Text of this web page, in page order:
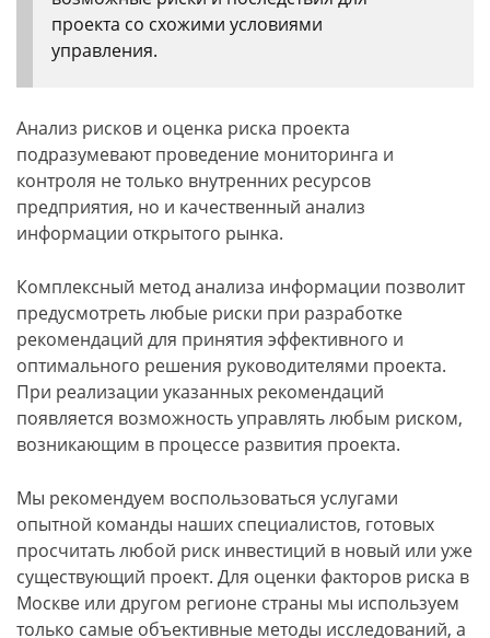
проекта со схожими условиями
управления.
Анализ рисков и оценка риска проекта
подразумевают проведение мониторинга и
контроля не только внутренних ресурсов
предприятия, но и качественный анализ
информации открытого рынка.
Комплексный метод анализа информации позволит
предусмотреть любые риски при разработке
рекомендаций для принятия эффективного и
оптимального решения руководителями проекта.
При реализации указанных рекомендаций
появляется возможность управлять любым риском,
возникающим в процессе развития проекта.
Мы рекомендуем воспользоваться услугами
опытной команды наших специалистов, готовых
просчитать любой риск инвестиций в новый или уже
существующий проект. Для оценки факторов риска в
Москве или другом регионе страны мы используем
только самые объективные методы исследований, а